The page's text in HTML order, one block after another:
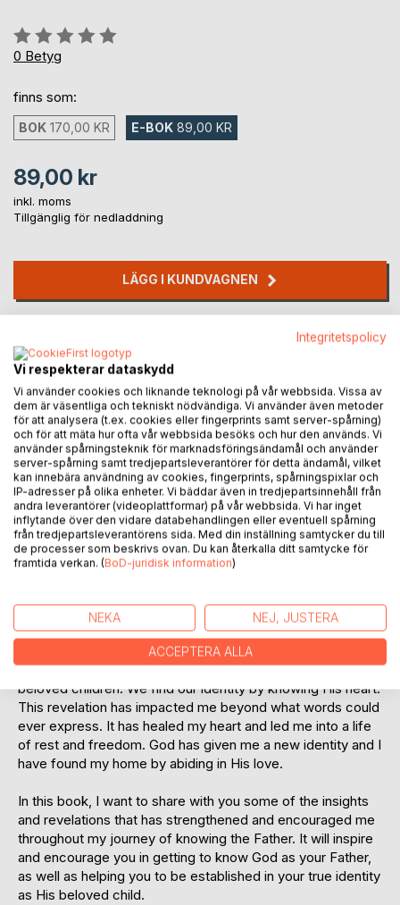
Betyg::
0%
0 Betyg
finns som:
BOK 170,00 KR E-BOK 89,00 KR
89,00 kr
inkl. moms
Tillgänglig för nedladdning
LÄGG I KUNDVAGNEN
Recensera titel
BESKRIVNING
We were created to live loved by the Father. This is much
more than just a one time encounter. Our Father wants us
to abide in His love. It is possible to make abiding in His
to us. He wants to take us on a journey into the heart of the
Father. On this journey two important things will be revealed
to us. First, we find out who God really is, that He is our
loving Father. Secondly, we will realize that we are His
beloved children. We find our identity by knowing His heart.
This revelation has impacted me beyond what words could
ever express. It has healed my heart and led me into a life
of rest and freedom. God has given me a new identity and I
have found my home by abiding in His love.
In this book, I want to share with you some of the insights
and revelations that has strengthened and encouraged me
throughout my journey of knowing the Father. It will inspire
and encourage you in getting to know God as your Father,
as well as helping you to be established in your true identity
as His beloved child.
Integritetspolicy
Vi respekterar dataskydd
Vi använder cookies och liknande teknologi på vår webbsida. Vissa av
dem är väsentliga och tekniskt nödvändiga. Vi använder även metoder
för att analysera (t.ex. cookies eller fingerprints samt server-spårning)
och för att mäta hur ofta vår webbsida besöks och hur den används. Vi
använder spårningsteknik för marknadsföringsändamål och använder
server-spårning samt tredjepartsleverantörer för detta ändamål, vilket
kan innebära användning av cookies, fingerprints, spårningspixlar och
IP-adresser på olika enheter. Vi bäddar även in tredjepartsinnehåll från
andra leverantörer (videoplattformar) på vår webbsida. Vi har inget
inflytande över den vidare databehandlingen eller eventuell spårning
från tredjepartsleverantörens sida. Med din inställning samtycker du till
de processer som beskrivs ovan. Du kan återkalla ditt samtycke för
framtida verkan. (BoD-juridisk information)
NEKA NEJ, JUSTERA
ACCEPTERA ALLA